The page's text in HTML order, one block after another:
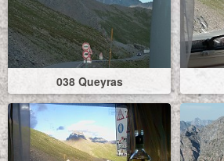
038 Queyras